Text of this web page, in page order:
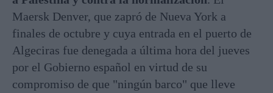
Maersk Denver, que zapró de Nueva York a
finales de octubre y cuya entrada en el puerto de
Algeciras fue denegada a última hora del jueves
por el Gobierno español en virtud de su
compromiso de que "ningún barco" que lleve